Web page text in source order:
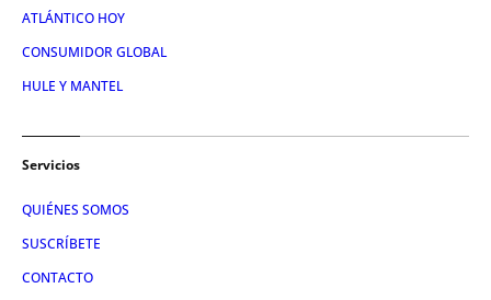
ATLÁNTICO HOY
CONSUMIDOR GLOBAL
HULE Y MANTEL
Servicios
QUIÉNES SOMOS
SUSCRÍBETE
CONTACTO